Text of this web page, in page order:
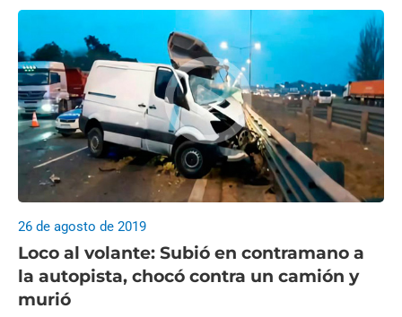
Loco al volante: Subió en contramano a
la autopista, chocó contra un camión y
murió
26 de agosto de 2019